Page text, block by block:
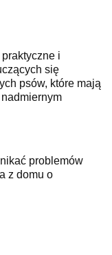
praktyczne i
się
psów, które mają
problemów
z domu o